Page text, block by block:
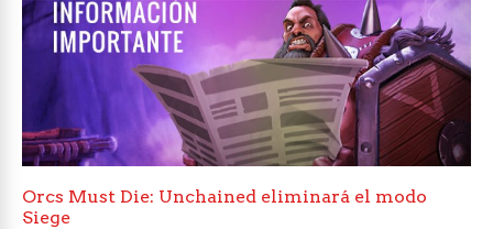
Orcs Must Die: Unchained eliminará el modo
Siege